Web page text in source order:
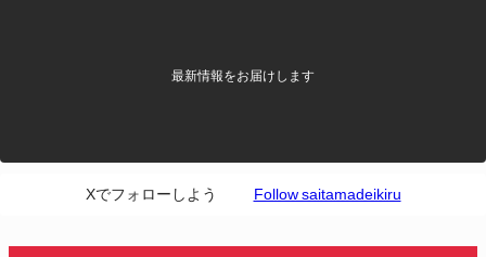
最新情報をお届けします
Xでフォローしよう Follow saitamadeikiru